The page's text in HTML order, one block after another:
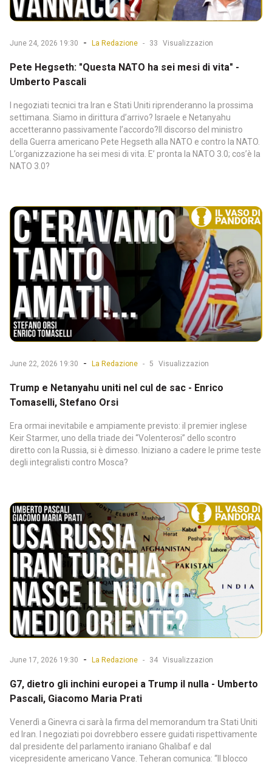
June 24, 2026 19:30 - La Redazione - 33 Visualizzazion
Pete Hegseth: "Questa NATO ha sei mesi di vita" -
Umberto Pascali
I negoziati tecnici tra Iran e Stati Uniti riprenderanno la prossima
settimana. Siamo in dirittura d’arrivo? Israele e Netanyahu
accetteranno passivamente l’accordo?Il discorso del ministro
della Guerra americano Pete Hegseth alla NATO e contro la NATO.
L’organizzazione ha sei mesi di vita. E’ pronta la NATO 3.0; cos’è la
NATO 3.0?
June 22, 2026 19:30 - La Redazione - 5 Visualizzazion
Trump e Netanyahu uniti nel cul de sac - Enrico
Tomaselli, Stefano Orsi
Era ormai inevitabile e ampiamente previsto: il premier inglese
Keir Starmer, uno della triade dei “Volenterosi” dello scontro
diretto con la Russia, si è dimesso. Iniziano a cadere le prime teste
degli integralisti contro Mosca?
June 17, 2026 19:30 - La Redazione - 34 Visualizzazion
G7, dietro gli inchini europei a Trump il nulla - Umberto
Pascali, Giacomo Maria Prati
Venerdì a Ginevra ci sarà la firma del memorandum tra Stati Uniti
ed Iran. I negoziati poi dovrebbero essere guidati rispettivamente
dal presidente del parlamento iraniano Ghalibaf e dal
vicepresidente americano Vance. Teheran comunica: “Il blocco